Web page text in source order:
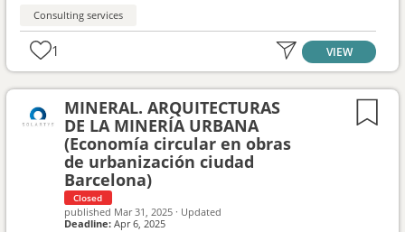
seeking a consultant to support the Greater London Authority in
understanding the opportunities, challenges and best practices
for shared use of electric vehicle charging infrastructure (EVCI) for
high mileage vehicle (HMV) fleets in London. Electrifying high
mileage fleets is a priority topic area for C40 due to the outsized
air quality and emissions savings impacts of electrifying fleets
which drive the most.
Consulting services
1 VIEW
MINERAL. ARQUITECTURAS
DE LA MINERÍA URBANA
(Economía circular en obras
de urbanización ciudad
Barcelona)
Closed
published Mar 31, 2025 · Updated
Deadline: Apr 6, 2025